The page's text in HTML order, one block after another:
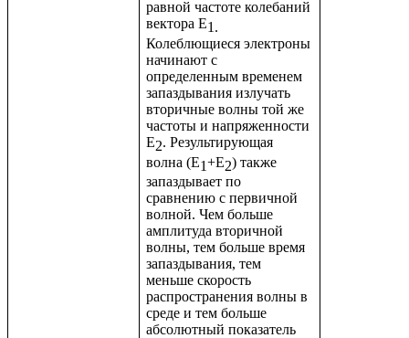
равной частоте колебаний
вектора Е1.
Колеблющиеся электроны
начинают с
определенным временем
запаздывания излучать
вторичные волны той же
частоты и напряженности
Е2. Результирующая
волна (Е1+Е2) также
запаздывает по
сравнению с первичной
волной. Чем больше
амплитуда вторичной
волны, тем больше время
запаздывания, тем
меньше скорость
распространения волны в
среде и тем больше
абсолютный показатель